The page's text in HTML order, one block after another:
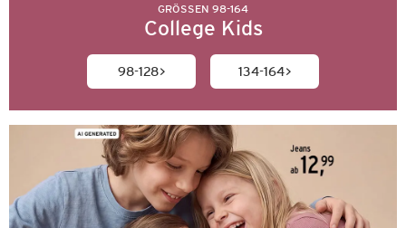
GRÖSSEN 98-164
College Kids
98-128 134-164